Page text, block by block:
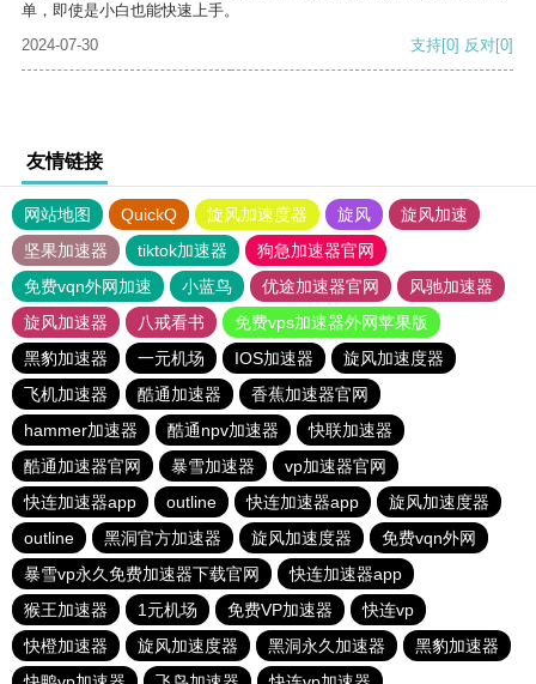
单，即使是小白也能快速上手。
2024-07-30
支持[0] 反对[0]
友情链接
网站地图 QuickQ 旋风加速度器 旋风
旋风加速
坚果加速器
tiktok加速器
狗急加速器官网
免费vqn外网加速
小蓝鸟 优途加速器官网
风驰加速器
旋风加速器
八戒看书
免费vps加速器外网苹果版
黑豹加速器
一元机场 IOS加速器
旋风加速度器
飞机加速器
酷通加速器
香蕉加速器官网
hammer加速器
酷通npv加速器
快联加速器
酷通加速器官网
暴雪加速器
vp加速器官网
快连加速器app
outline 快连加速器app
旋风加速度器
outline
黑洞官方加速器 旋风加速度器
免费vqn外网
暴雪vp永久免费加速器下载官网
快连加速器app
猴王加速器
1元机场 免费VP加速器
快连vp
快橙加速器
旋风加速度器 黑洞永久加速器
黑豹加速器